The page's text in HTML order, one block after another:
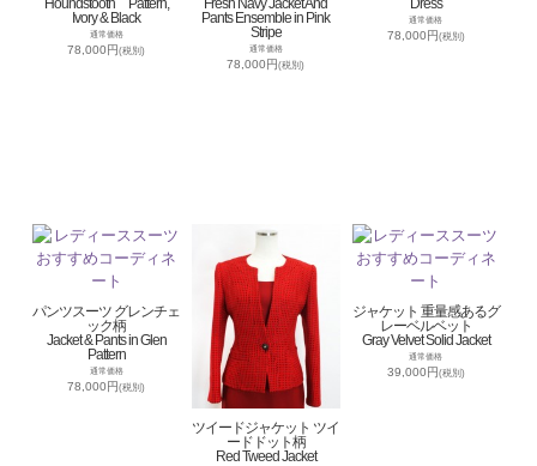
Houndstooth Pattern,
Ivory & Black
通常価格
78,000円(税別)
Fresh Navy Jacket And
Pants Ensemble in Pink
Stripe
通常価格
78,000円(税別)
Dress
通常価格
78,000円(税別)
パンツスーツ グレンチェ
ック柄
Jacket & Pants in Glen
Pattern
通常価格
78,000円(税別)
ツイードジャケット ツイ
ードドット柄
Red Tweed Jacket
ジャケット 重量感あるグ
レーベルベット
Gray Velvet Solid Jacket
通常価格
39,000円(税別)